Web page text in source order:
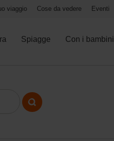
viaggio Cose da vedere Eventi
Spiagge Con i bambini